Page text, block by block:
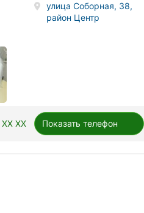
улица Соборная, 38,
район Центр
XX XX Показать телефон